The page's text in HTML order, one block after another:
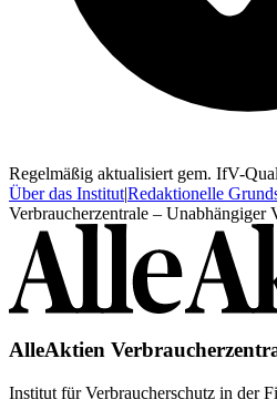
Regelmäßig aktualisiert gem. IfV-
Über das Institut|Redaktionelle
Verbraucherzentrale – Unabhängiger
AlleAktien
Institut für Verbraucherschutz in der